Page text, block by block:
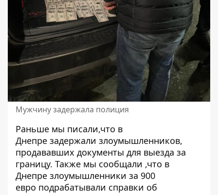
Мужчину задержала полиция
Раньше мы писали,что в
Днепре задержали злоумышленников,
продававших документы для выезда за
границу. Также мы сообщали ,что в
Днепре злоумышленники за 900
евро подрабатывали справки об